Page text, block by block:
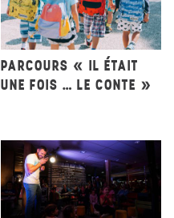
PARCOURS « IL ÉTAIT
UNE FOIS … LE CONTE »